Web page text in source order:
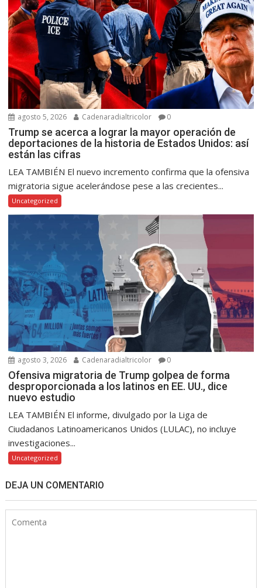
agosto 5, 2026 Cadenaradialtricolor 0
Trump se acerca a lograr la mayor operación de
deportaciones de la historia de Estados Unidos: así
están las cifras
LEA TAMBIÉN El nuevo incremento confirma que la ofensiva
migratoria sigue acelerándose pese a las crecientes...
Uncategorized
agosto 3, 2026 Cadenaradialtricolor 0
Ofensiva migratoria de Trump golpea de forma
desproporcionada a los latinos en EE. UU., dice
nuevo estudio
LEA TAMBIÉN El informe, divulgado por la Liga de
Ciudadanos Latinoamericanos Unidos (LULAC), no incluye
investigaciones...
Uncategorized
DEJA UN COMENTARIO